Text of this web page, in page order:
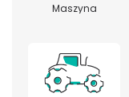
Maszyna